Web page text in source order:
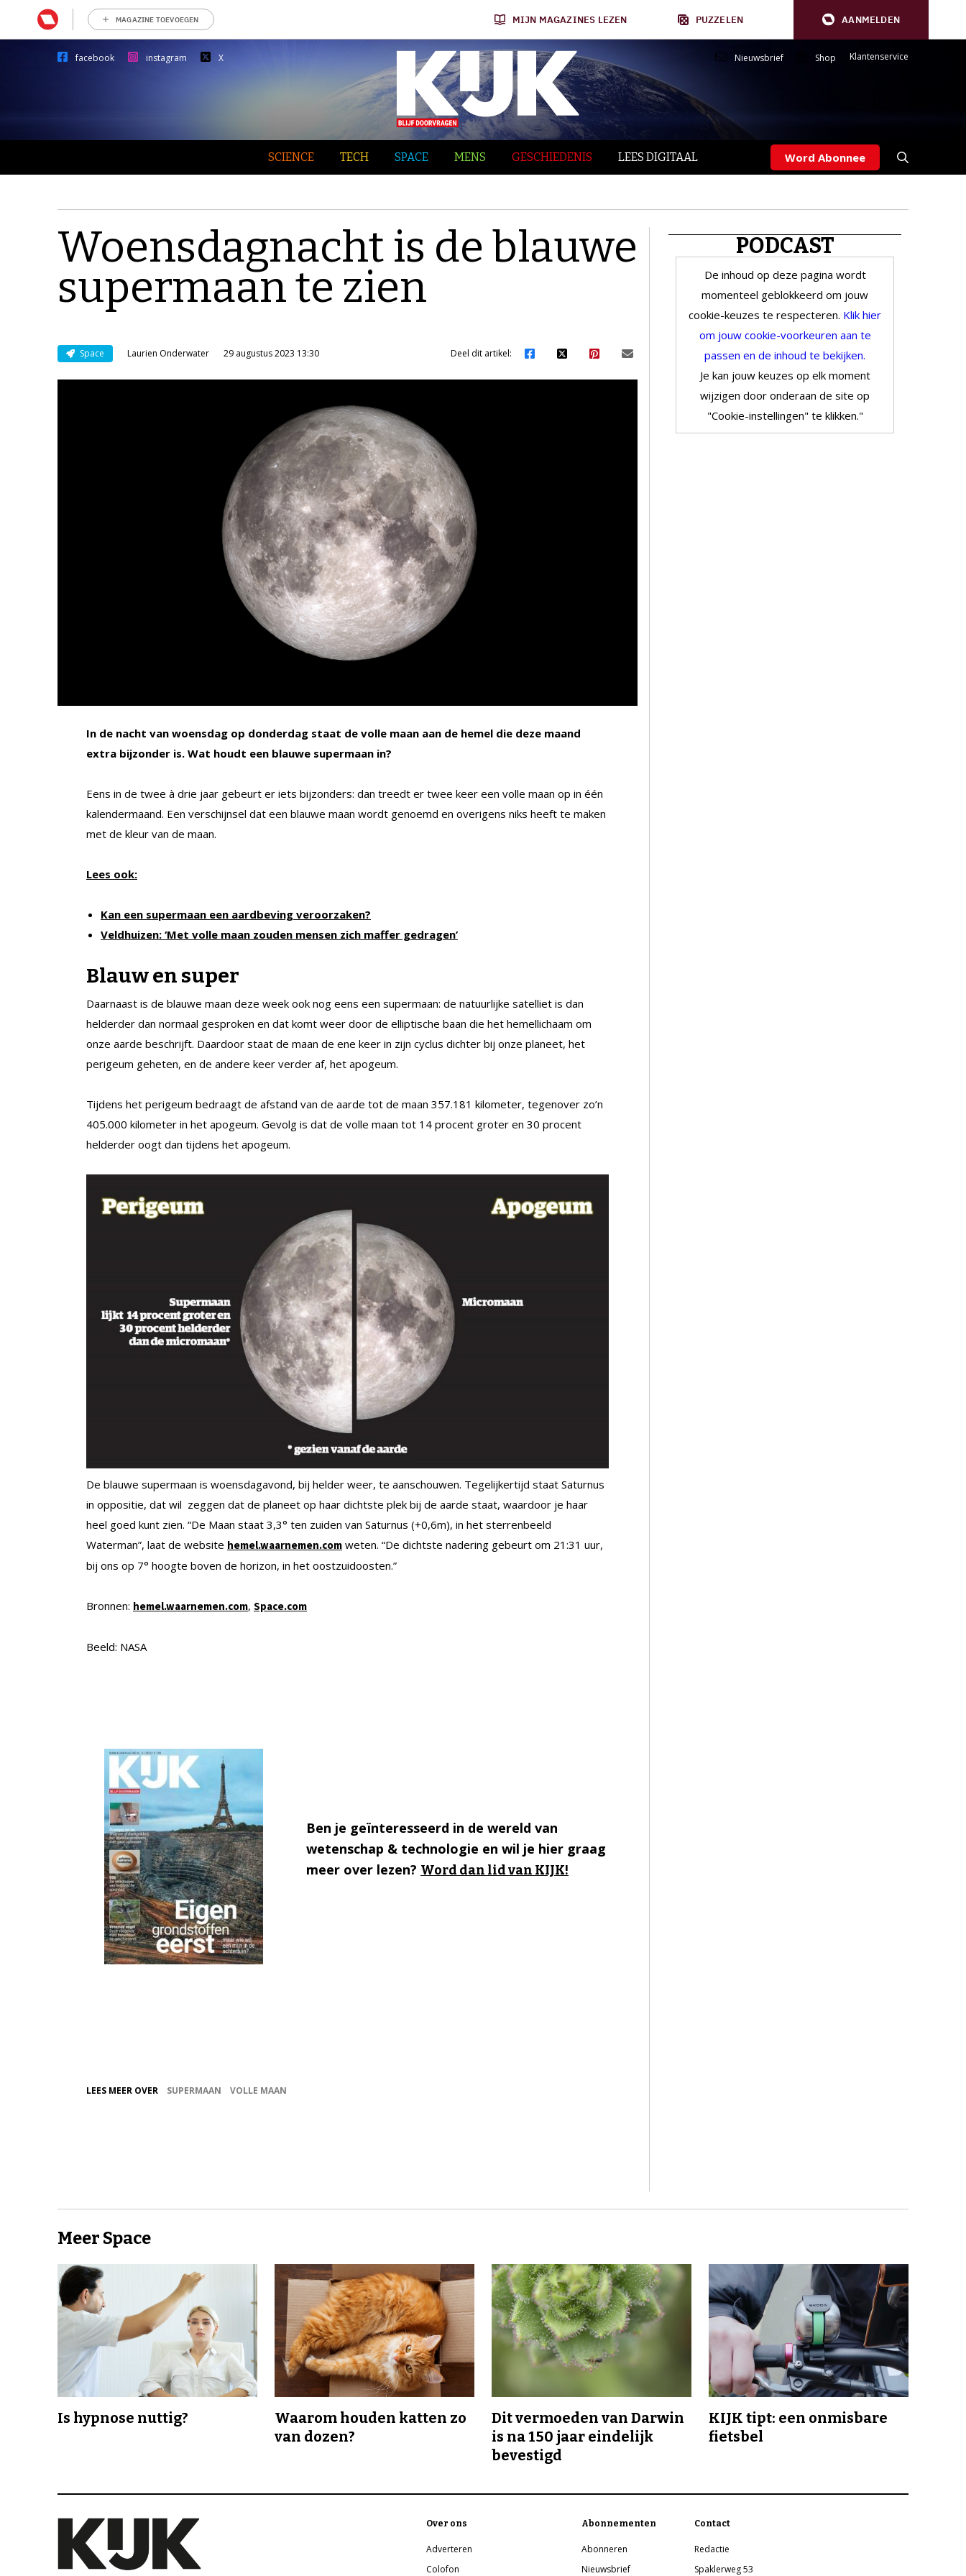
MAGAZINE TOEVOEGEN MIJN MAGAZINES LEZEN PUZZELEN AANMELDEN
facebook instagram X Nieuwsbrief Shop Klantenservice
SCIENCE TECH SPACE MENS GESCHIEDENIS LEES DIGITAAL Word Abonnee
Woensdagnacht is de blauwe
supermaan te zien
Space Laurien Onderwater 29 augustus 2023 13:30 Deel dit artikel:
In de nacht van woensdag op donderdag staat de volle maan aan de hemel die deze maand
extra bijzonder is. Wat houdt een blauwe supermaan in?
Eens in de twee à drie jaar gebeurt er iets bijzonders: dan treedt er twee keer een volle maan op in één
kalendermaand. Een verschijnsel dat een blauwe maan wordt genoemd en overigens niks heeft te maken
met de kleur van de maan.
Lees ook:
Kan een supermaan een aardbeving veroorzaken?
Veldhuizen: ‘Met volle maan zouden mensen zich maffer gedragen’
Blauw en super
Daarnaast is de blauwe maan deze week ook nog eens een supermaan: de natuurlijke satelliet is dan
helderder dan normaal gesproken en dat komt weer door de elliptische baan die het hemellichaam om
onze aarde beschrijft. Daardoor staat de maan de ene keer in zijn cyclus dichter bij onze planeet, het
perigeum geheten, en de andere keer verder af, het apogeum.
Tijdens het perigeum bedraagt de afstand van de aarde tot de maan 357.181 kilometer, tegenover zo’n
405.000 kilometer in het apogeum. Gevolg is dat de volle maan tot 14 procent groter en 30 procent
helderder oogt dan tijdens het apogeum.
De blauwe supermaan is woensdagavond, bij helder weer, te aanschouwen. Tegelijkertijd staat Saturnus
in oppositie, dat wil zeggen dat de planeet op haar dichtste plek bij de aarde staat, waardoor je haar
heel goed kunt zien. “De Maan staat 3,3° ten zuiden van Saturnus (+0,6m), in het sterrenbeeld
Waterman”, laat de website hemel.waarnemen.com weten. “De dichtste nadering gebeurt om 21:31 uur,
bij ons op 7° hoogte boven de horizon, in het oostzuidoosten.”
Bronnen: hemel.waarnemen.com, Space.com
Beeld: NASA
Ben je geïnteresseerd in de wereld van
wetenschap & technologie en wil je hier graag
meer over lezen? Word dan lid van KIJK!
LEES MEER OVER SUPERMAAN VOLLE MAAN
PODCAST
De inhoud op deze pagina wordt
momenteel geblokkeerd om jouw
cookie-keuzes te respecteren. Klik hier
om jouw cookie-voorkeuren aan te
passen en de inhoud te bekijken.
Je kan jouw keuzes op elk moment
wijzigen door onderaan de site op
"Cookie-instellingen" te klikken."
Meer Space
Is hypnose nuttig?
Waarom houden katten zo
van dozen?
Dit vermoeden van Darwin
is na 150 jaar eindelijk
bevestigd
KIJK tipt: een onmisbare
fietsbel
Over ons
Adverteren
Colofon
Abonnementen
Abonneren
Nieuwsbrief
Contact
Redactie
Spaklerweg 53